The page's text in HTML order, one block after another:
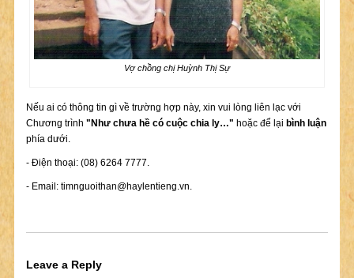
Vợ chồng chị Huỳnh Thị Sự
Nếu ai có thông tin gì về trường hợp này, xin vui lòng liên lạc với
Chương trình "Như chưa hề có cuộc chia ly…" hoặc để lại bình luận
phía dưới.
- Điện thoại: (08) 6264 7777.
- Email: timnguoithan@haylentieng.vn.
Leave a Reply